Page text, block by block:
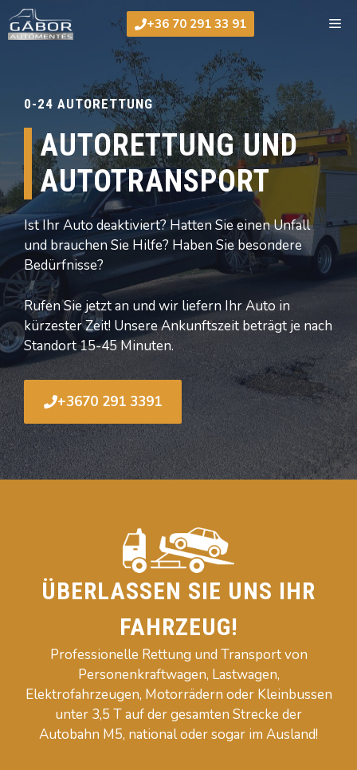
Zum
Inhalt
+36 70 291 33 91
0-24 AUTORETTUNG
AUTORETTUNG UND
AUTOTRANSPORT
Ist Ihr Auto deaktiviert? Hatten Sie einen Unfall
und brauchen Sie Hilfe? Haben Sie besondere
Bedürfnisse?
Rufen Sie jetzt an und wir liefern Ihr Auto in
kürzester Zeit! Unsere Ankunftszeit beträgt je nach
Standort 15-45 Minuten.
+3670 291 3391
ÜBERLASSEN SIE UNS IHR
FAHRZEUG!
Professionelle Rettung und Transport von
Personenkraftwagen, Lastwagen,
Elektrofahrzeugen, Motorrädern oder Kleinbussen
unter 3,5 T auf der gesamten Strecke der
Autobahn M5, national oder sogar im Ausland!